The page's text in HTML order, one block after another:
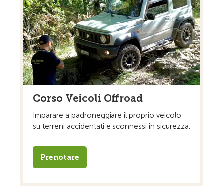
Corso Veicoli Offroad
Imparare a padroneggiare il proprio veicolo
su terreni accidentati e sconnessi in sicurezza.
Prenotare